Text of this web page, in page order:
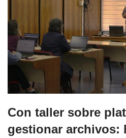
Con taller sobre
gestionar archivos: